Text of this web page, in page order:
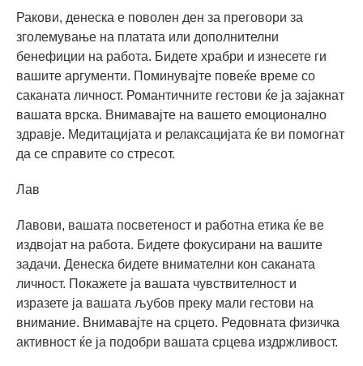
Ракови, денеска е поволен ден за преговори за
зголемување на платата или дополнителни
бенефиции на работа. Бидете храбри и изнесете ги
вашите аргументи. Поминувајте повеќе време со
саканата личност. Романтичните гестови ќе ја зајакнат
вашата врска. Внимавајте на вашето емоционално
здравје. Медитацијата и релаксацијата ќе ви помогнат
да се справите со стресот.
Лав
Лавови, вашата посветеност и работна етика ќе ве
издвојат на работа. Бидете фокусирани на вашите
задачи. Денеска бидете внимателни кон саканата
личност. Покажете ја вашата чувствителност и
изразете ја вашата љубов преку мали гестови на
внимание. Внимавајте на срцето. Редовната физичка
активност ќе ја подобри вашата срцева издржливост.